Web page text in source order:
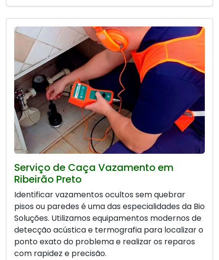
Serviço de Caça Vazamento em
Ribeirão Preto
Identificar vazamentos ocultos sem quebrar
pisos ou paredes é uma das especialidades da Bio
Soluções. Utilizamos equipamentos modernos de
detecção acústica e termografia para localizar o
ponto exato do problema e realizar os reparos
com rapidez e precisão.